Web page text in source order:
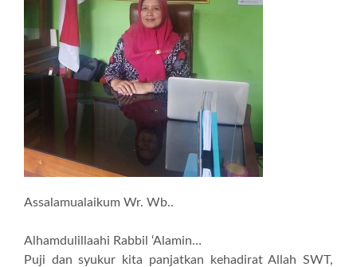
Assalamualaikum Wr. Wb..
Alhamdulillaahi Rabbil ‘Alamin…
Puji dan syukur kita panjatkan kehadirat Allah SWT,